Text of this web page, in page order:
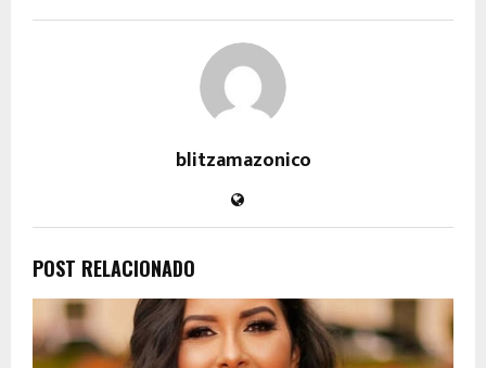
blitzamazonico
POST RELACIONADO